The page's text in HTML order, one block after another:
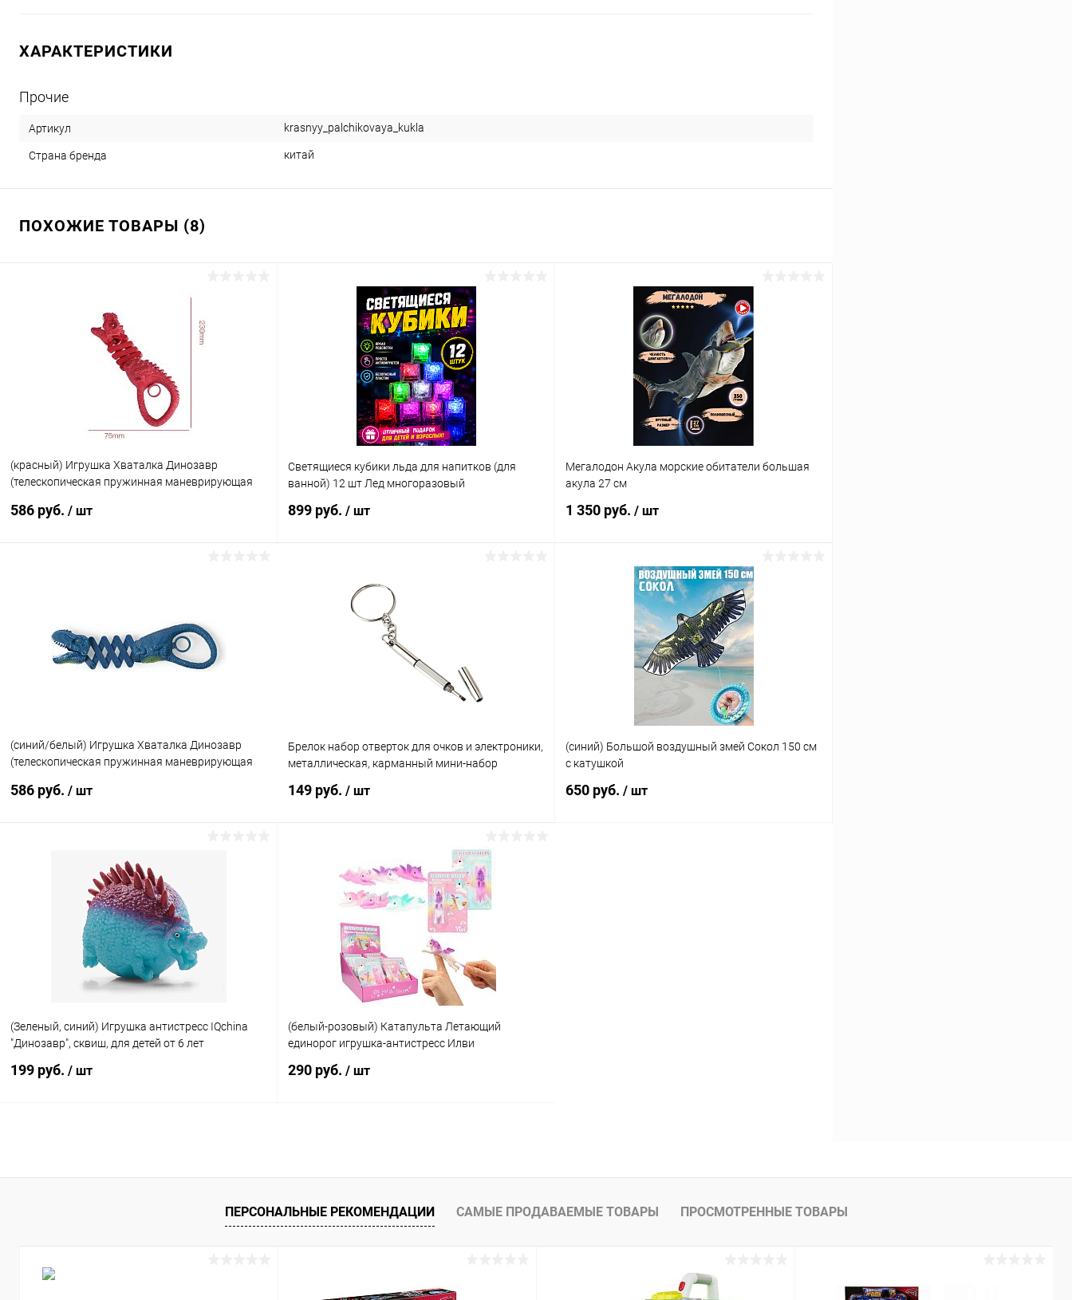
ХАРАКТЕРИСТИКИ
Прочие
Артикул krasnyy_palchikovaya_kukla
Страна бренда китай
ПОХОЖИЕ ТОВАРЫ (8)
(красный) Игрушка Хваталка Динозавр
(телескопическая пружинная маневрирующая
586 руб. / шт
В избранное В наличии
Светящиеся кубики льда для напитков (для
ванной) 12 шт Лед многоразовый
899 руб. / шт
Купить в 1 клик
Мегалодон Акула морские обитатели большая
акула 27 см
1 350 руб. / шт
В корзину
Купить в 1 клик Сравнение
В избранное В наличии
(синий/белый) Игрушка Хваталка Динозавр
(телескопическая пружинная маневрирующая
586 руб. / шт
Купить в 1 клик Сравнение
В избранное В наличии
Брелок набор отверток для очков и электроники,
металлическая, карманный мини-набор
149 руб. / шт
В корзину
Купить в 1 клик Сравнение
В избранное В наличии
(синий) Большой воздушный змей Сокол 150 см
с катушкой
650 руб. / шт
(Зеленый, синий) Игрушка антистресс IQchina
"Динозавр", сквиш, для детей от 6 лет
199 руб. / шт
Купить в 1 клик Сравнение
(белый-розовый) Катапульта Летающий
единорог игрушка-антистресс Илви
290 руб. / шт
Купить в 1 клик Сравнение
В избранное В наличии
ПЕРСОНАЛЬНЫЕ РЕКОМЕНДАЦИИ САМЫЕ ПРОДАВАЕМЫЕ ТОВАРЫ ПРОСМОТРЕННЫЕ ТОВАРЫ